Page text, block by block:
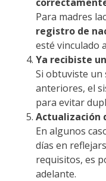
Para madres
registro de
esté vinculado
Ya recibiste
Si obtuviste un
anteriores, el
para evitar
Actualización
En algunos
días en
requisitos, es
adelante.